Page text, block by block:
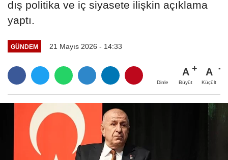
dış politika ve iç siyasete ilişkin açıklama
yaptı.
GÜNDEM 21 Mayıs 2026 - 14:33
Dinle
A
Büyüt
A
Küçült